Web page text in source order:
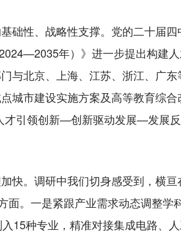
性、战略性支撑。党的二十届四
年）》进一步提出构建
与北京、上海、江苏、浙江、广
城市建设实施方案及高等教育综合
引领创新—创新驱动发展—发展反
。调研中我们切身感受到，横亘
面。一是紧跟产业需求动态调整学
15种专业，精准对接集成电路、